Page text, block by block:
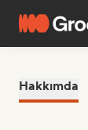
Hakkımda